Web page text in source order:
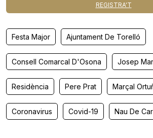
REGISTRA'T
Festa Major Ajuntament De Torelló
Consell Comarcal D'Osona Josep
Residència Pere Prat Marçal
Coronavirus Covid-19 Nau De